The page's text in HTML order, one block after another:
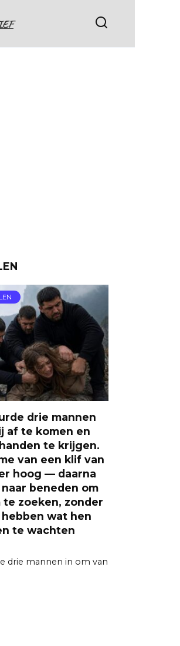
drie mannen
af te komen en
te krijgen.
van een klif van
hoog — daarna
beneden om
te zoeken, zonder
wat hen
te wachten
drie mannen in om van